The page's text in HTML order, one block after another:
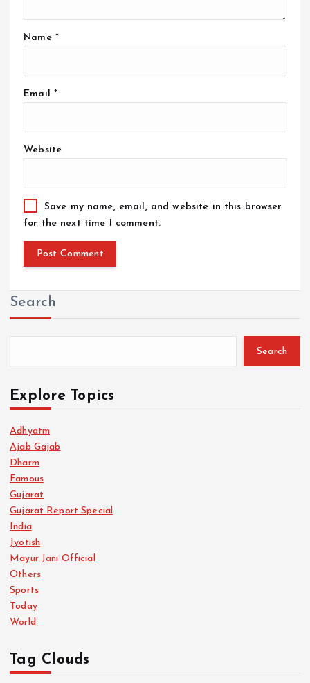
Name *
Email *
Website
Save my name, email, and website in this browser
for the next time I comment.
Search
Search
Explore Topics
Adhyatm
Ajab Gajab
Dharm
Famous
Gujarat
Gujarat Report Special
India
Jyotish
Mayur Jani Official
Others
Sports
Today
World
Tag Clouds